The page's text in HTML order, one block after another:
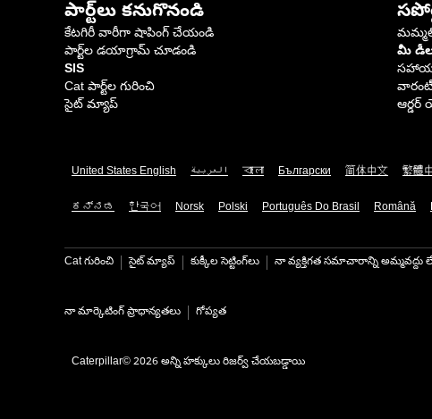
పార్ట్‌లు కనుగొనండి
కేటగిరీ వారీగా షాపింగ్ చేయండి
పార్ట్‌ల డయాగ్రామ్ చూడండి
SIS
Cat పార్ట్‌ల గురించి
సైట్ మ్యాప్
మీ
సహాయ
United States English العربية বাংলা Български 简体中文 繁體
ಕನ್ನಡ 한국어 Norsk Polski Português Do Brasil Română
Cat గురించి సైట్ మ్యాప్ కుక్కీల సెట్టింగ్‌లు నా వ్యక్తిగత సమాచారాన్ని అమ్మవద్దు
నా మార్కెటింగ్ ప్రాధాన్యతలు గోప్యత
Caterpillar© 2026 అన్ని హక్కులు రిజర్వ్ చేయబడ్డాయి